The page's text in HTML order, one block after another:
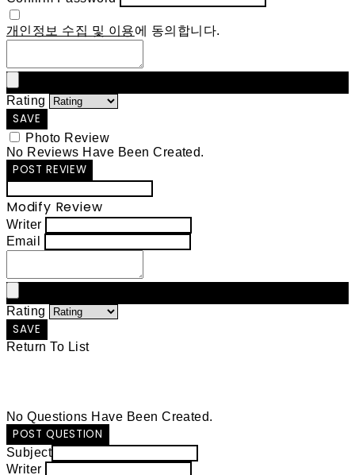
개인정보 수집 및 이용에 동의합니다.
Rating
SAVE
Photo Review
No Reviews Have Been Created.
POST REVIEW
Modify Review
Writer
Email
Rating
SAVE
Return To List
No Questions Have Been Created.
POST QUESTION
Subject
Writer